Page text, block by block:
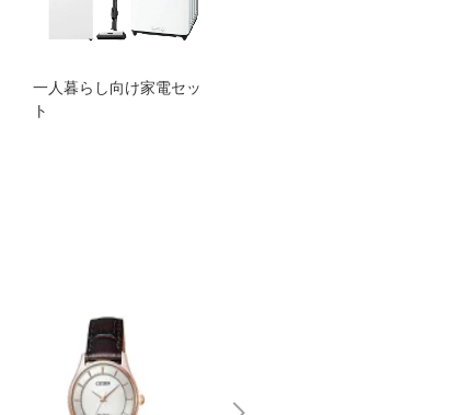
一人暮らし向け家電セッ
ト